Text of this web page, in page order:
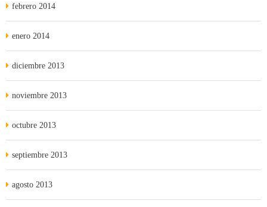
febrero 2014
enero 2014
diciembre 2013
noviembre 2013
octubre 2013
septiembre 2013
agosto 2013